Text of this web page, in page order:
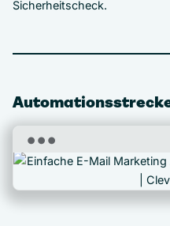
Sicherheitscheck.